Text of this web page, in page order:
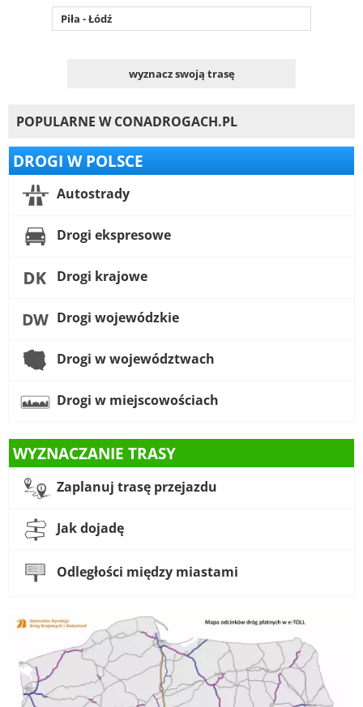
Piła - Łódź
wyznacz swoją trasę
POPULARNE W CONADROGACH.PL
DROGI W POLSCE
Autostrady
Drogi ekspresowe
Drogi krajowe
Drogi wojewódzkie
Drogi w województwach
Drogi w miejscowościach
WYZNACZANIE TRASY
Zaplanuj trasę przejazdu
Jak dojadę
Odległości między miastami